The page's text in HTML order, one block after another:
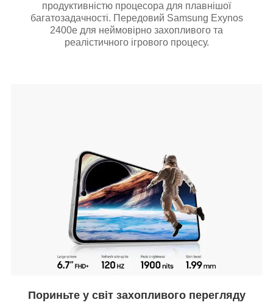
продуктивністю процесора для плавнішої
багатозадачності. Передовий Samsung Exynos
2400e для неймовірно захопливого та
реалістичного ігрового процесу.
Пориньте у світ захопливого перегляду